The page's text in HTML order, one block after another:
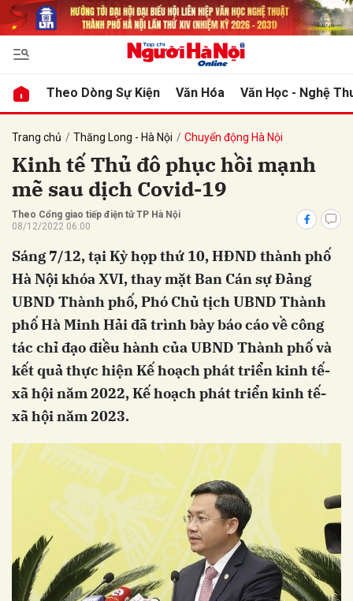
Theo Dòng Sự Kiện Văn Hóa Văn Học - Nghệ
Trang chủ Thăng Long - Hà Nội Chuyển động Hà Nội
Kinh tế Thủ đô phục hồi mạnh
mẽ sau dịch Covid-19
Theo Cổng giao tiếp điện tử TP Hà Nội
08/12/2022 06:00
Sáng 7/12, tại Kỳ họp thứ 10, HĐND thành phố
Hà Nội khóa XVI, thay mặt Ban Cán sự Đảng
UBND Thành phố, Phó Chủ tịch UBND Thành
phố Hà Minh Hải đã trình bày báo cáo về công
tác chỉ đạo điều hành của UBND Thành phố và
kết quả thực hiện Kế hoạch phát triển kinh tế-
xã hội năm 2022, Kế hoạch phát triển kinh tế-
xã hội năm 2023.
luận
Hủy